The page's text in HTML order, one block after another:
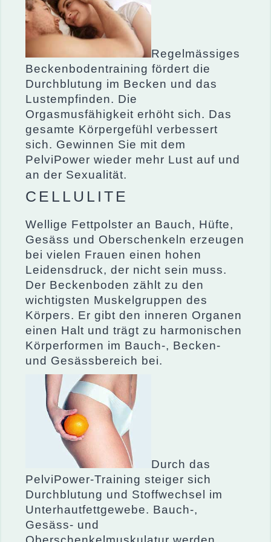
Regelmässiges
Beckenbodentraining fördert die
Durchblutung im Becken und das
Lustempfinden. Die
Orgasmusfähigkeit erhöht sich. Das
gesamte Körpergefühl verbessert
sich. Gewinnen Sie mit dem
PelviPower wieder mehr Lust auf und
an der Sexualität.
CELLULITE
Wellige Fettpolster an Bauch, Hüfte,
Gesäss und Oberschenkeln erzeugen
bei vielen Frauen einen hohen
Leidensdruck, der nicht sein muss.
Der Beckenboden zählt zu den
wichtigsten Muskelgruppen des
Körpers. Er gibt den inneren Organen
einen Halt und trägt zu harmonischen
Körperformen im Bauch-, Becken-
und Gesässbereich bei.
Durch das
PelviPower-Training steiger sich
Durchblutung und Stoffwechsel im
Unterhautfettgewebe. Bauch-,
Gesäss- und